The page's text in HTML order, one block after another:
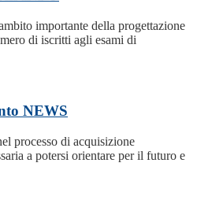
importante della progettazione
di iscritti agli esami di
NEWS
processo di acquisizione
a potersi orientare per il futuro e